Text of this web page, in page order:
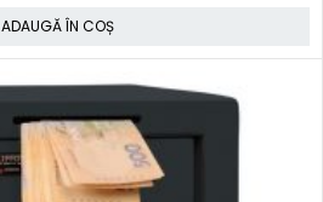
ADAUGĂ ÎN COȘ